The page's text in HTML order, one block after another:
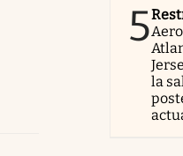
5
la